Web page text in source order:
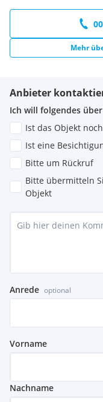
Mehr
Anbieter
Ich will folgendes
Ist das Objekt
Ist eine
Bitte um Rückruf
Bitte übermitteln
Objekt
Anrede optional
Vorname
Nachname